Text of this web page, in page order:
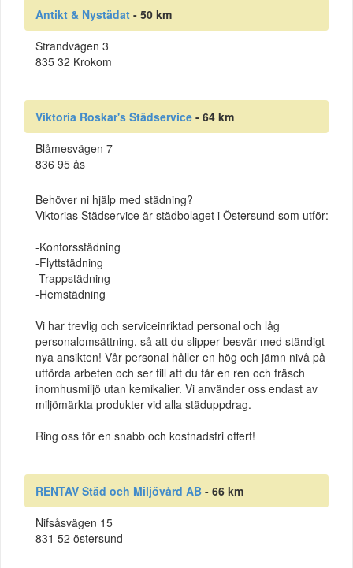
Antikt & Nystädat - 50 km
Strandvägen 3
835 32 Krokom
Viktoria Roskar's Städservice - 64 km
Blåmesvägen 7
836 95 ås
Behöver ni hjälp med städning?
Viktorias Städservice är städbolaget i Östersund som utför:
-Kontorsstädning
-Flyttstädning
-Trappstädning
-Hemstädning
Vi har trevlig och serviceinriktad personal och låg
personalomsättning, så att du slipper besvär med ständigt
nya ansikten! Vår personal håller en hög och jämn nivå på
utförda arbeten och ser till att du får en ren och fräsch
inomhusmiljö utan kemikalier. Vi använder oss endast av
miljömärkta produkter vid alla städuppdrag.
Ring oss för en snabb och kostnadsfri offert!
RENTAV Städ och Miljövård AB - 66 km
Nifsåsvägen 15
831 52 östersund